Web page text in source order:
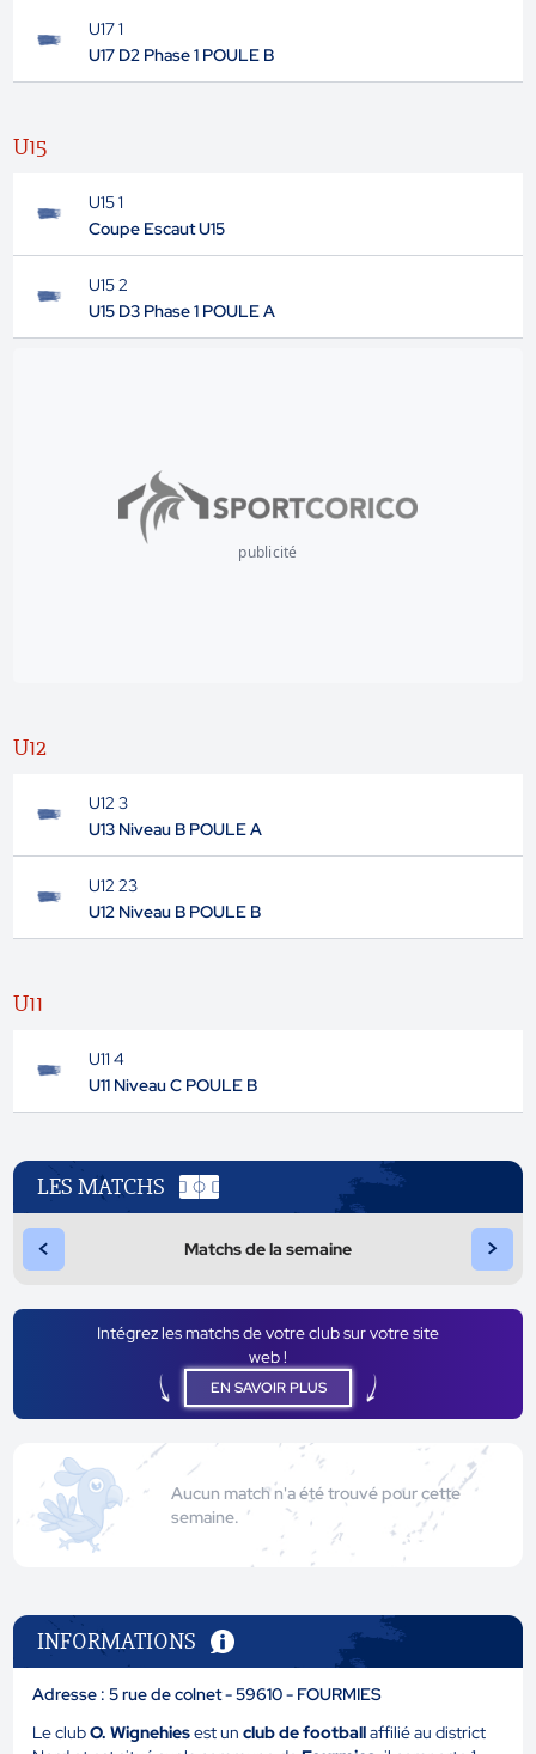
U17 1
U17 D2 Phase 1 POULE B
U15
U15 1
Coupe Escaut U15
U15 2
U15 D3 Phase 1 POULE A
publicité
U12
U12 3
U13 Niveau B POULE A
U12 23
U12 Niveau B POULE B
U11
U11 4
U11 Niveau C POULE B
LES MATCHS
< Matchs de la semaine >
Intégrez les matchs de votre club sur votre site
web !
EN SAVOIR PLUS
Aucun match n'a été trouvé pour cette
semaine.
INFORMATIONS
Adresse : 5 rue de colnet - 59610 - FOURMIES
Le clubO. Wignehiesest unclub de footballaffilié au district